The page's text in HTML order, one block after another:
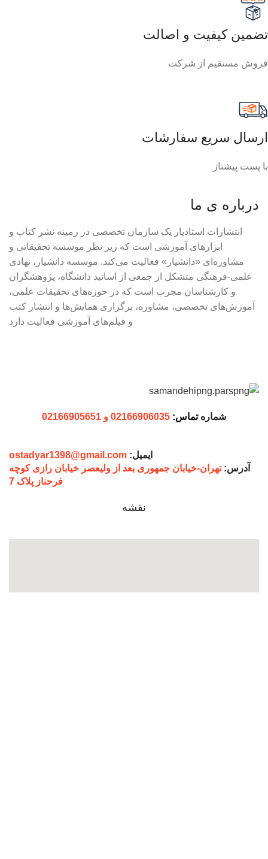
تضمین کیفیت و اصالت
فروش مستقیم از شرکت
ارسال سریع سفارشات
با پست پیشتاز
درباره ی ما
انتشارات استادیار یک سازمان تخصصی در زمینه نشر کتاب و
ابزارهای آموزشی است که زیر نظر موسسه تحقیقاتی و
مشاوره‌ای «دانشیار» فعالیت می‌کند. موسسه دانشیار، نهادی
علمی-فرهنگی متشکل از جمعی از اساتید دانشگاه، پژوهشگران
و کارشناسان مجرب است که در حوزه‌های تحقیقات علمی،
آموزش‌های تخصصی، مشاوره، برگزاری همایش‌ها و انتشار کتب
و فیلم‌های آموزشی فعالیت دارد
شمارهتماس: 02166906035 و 02166905651
ایمیل: ostadyar1398@gmail.com
آدرس:تهران-خیابان جمهوری بعد از ولیعصر خیابان رازی کوچه
فرحناز پلاک 7
نقشه